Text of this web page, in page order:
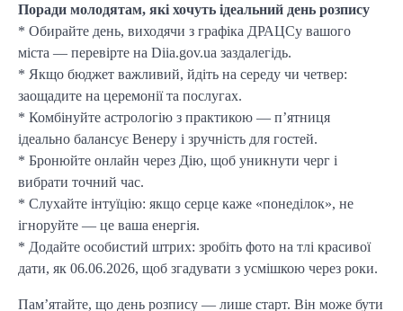
Поради молодятам, які хочуть ідеальний день розпису
* Обирайте день, виходячи з графіка ДРАЦСу вашого
міста — перевірте на Diia.gov.ua заздалегідь.
* Якщо бюджет важливий, йдіть на середу чи четвер:
заощадите на церемонії та послугах.
* Комбінуйте астрологію з практикою — п’ятниця
ідеально балансує Венеру і зручність для гостей.
* Бронюйте онлайн через Дію, щоб уникнути черг і
вибрати точний час.
* Слухайте інтуїцію: якщо серце каже «понеділок», не
ігноруйте — це ваша енергія.
* Додайте особистий штрих: зробіть фото на тлі красивої
дати, як 06.06.2026, щоб згадувати з усмішкою через роки.
Пам’ятайте, що день розпису — лише старт. Він може бути